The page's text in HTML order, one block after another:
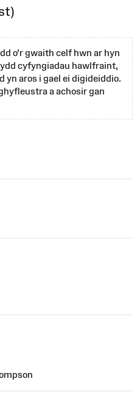
o'r gwaith celf hwn ar hyn
cyfyngiadau hawlfraint,
yn aros i gael ei digideiddio.
a achosir gan